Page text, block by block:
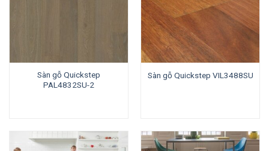
Sàn gỗ Quickstep
PAL4832SU-2
Sàn gỗ Quickstep VIL3488SU